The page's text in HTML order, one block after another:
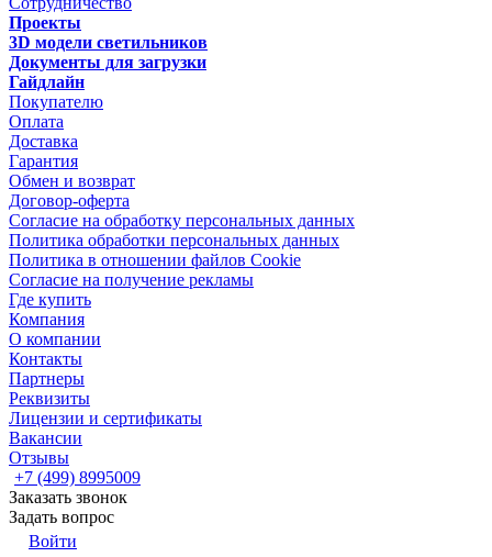
Проекты
3D модели светильников
Документы для загрузки
Гайдлайн
Покупателю
Оплата
Доставка
Гарантия
Обмен и возврат
Договор-оферта
Согласие на обработку персональных данных
Политика обработки персональных данных
Политика в отношении файлов Cookie
Согласие на получение рекламы
Где купить
Компания
О компании
Контакты
Партнеры
Реквизиты
Лицензии и сертификаты
Вакансии
Отзывы
+7 (499) 8995009
Заказать звонок
Задать вопрос
Войти